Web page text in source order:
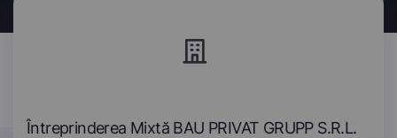
Întreprinderea Mixtă BAU PRIVAT GRUPP S.R.L.